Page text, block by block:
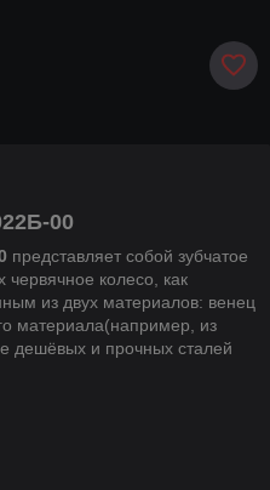
00
представляет собой зубчатое
червячное колесо, как
из двух материалов: венец
материала(например, из
дешёвых и прочных сталей